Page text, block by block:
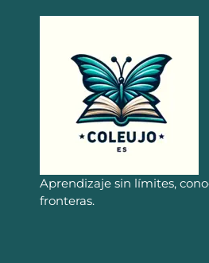
Aprendizaje sin límites,
fronteras.